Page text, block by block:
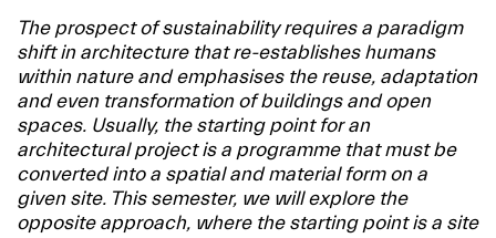
The prospect of sustainability requires a paradigm
shift in architecture that re-establishes humans
within nature and emphasises the reuse, adaptation
and even transformation of buildings and open
spaces. Usually, the starting point for an
architectural project is a programme that must be
converted into a spatial and material form on a
given site. This semester, we will explore the
opposite approach, where the starting point is a site